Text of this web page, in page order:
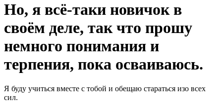
Но, я всё-таки новичок в
своём деле, так что прошу
немного понимания и
терпения, пока осваиваюсь.
Я буду учиться вместе с тобой и обещаю стараться изо всех
сил.